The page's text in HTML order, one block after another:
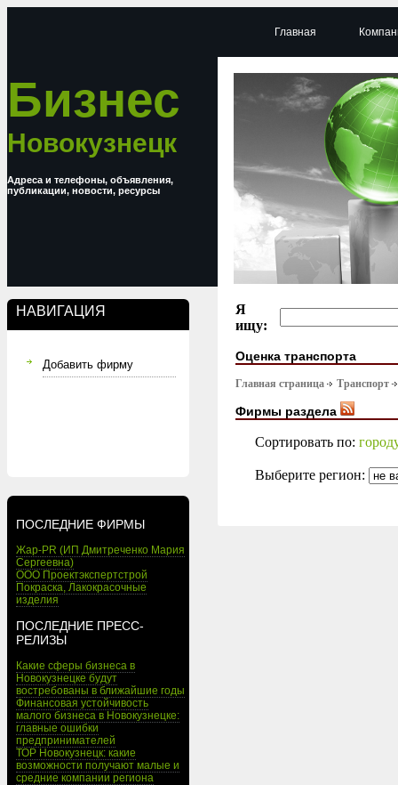
Бизнес
Новокузнецк
Адреса и телефоны, объявления,
публикации, новости, ресурсы
НАВИГАЦИЯ
Добавить фирму
ПОСЛЕДНИЕ ФИРМЫ
Жар-PR (ИП Дмитреченко Мария
Сергеевна)
ООО Проектэкспертстрой
Покраска, Лакокрасочные
изделия
ПОСЛЕДНИЕ ПРЕСС-
РЕЛИЗЫ
Какие сферы бизнеса в
Новокузнецке будут
востребованы в ближайшие годы
Финансовая устойчивость
малого бизнеса в Новокузнецке:
главные ошибки
предпринимателей
ТОР Новокузнецк: какие
возможности получают малые и
средние компании региона
Главная
Я
ищу:
Оценка транспорта
Главная страница Транспорт
Фирмы раздела
Сортировать по:
Выберите регион: